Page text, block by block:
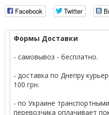
Facebook Twitter
Формы Доставки
- самовывоз - бесплатно.
- доставка по Днепру
100 грн.
- по Украине
перевозчика оплачивает